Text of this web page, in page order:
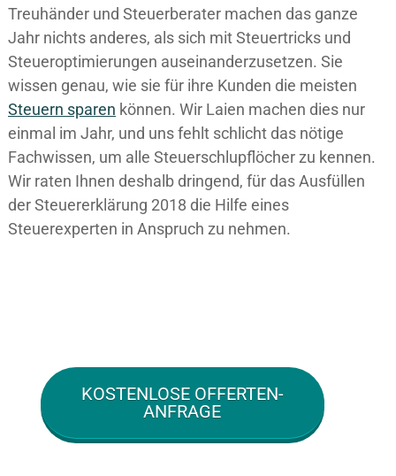
Treuhänder und Steuerberater machen das ganze
Jahr nichts anderes, als sich mit Steuertricks und
Steueroptimierungen auseinanderzusetzen. Sie
wissen genau, wie sie für ihre Kunden die meisten
Steuern sparen können. Wir Laien machen dies nur
einmal im Jahr, und uns fehlt schlicht das nötige
Fachwissen, um alle Steuerschlupflöcher zu kennen.
Wir raten Ihnen deshalb dringend, für das Ausfüllen
der Steuererklärung 2018 die Hilfe eines
Steuerexperten in Anspruch zu nehmen.
KOSTENLOSE OFFERTEN-
ANFRAGE